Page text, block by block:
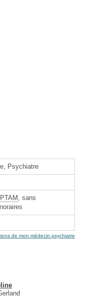
Psychiatre
, sans
de mon médecin psychiatre